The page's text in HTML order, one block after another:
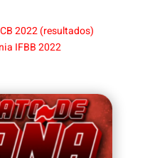
2022 (resultados)
IFBB 2022